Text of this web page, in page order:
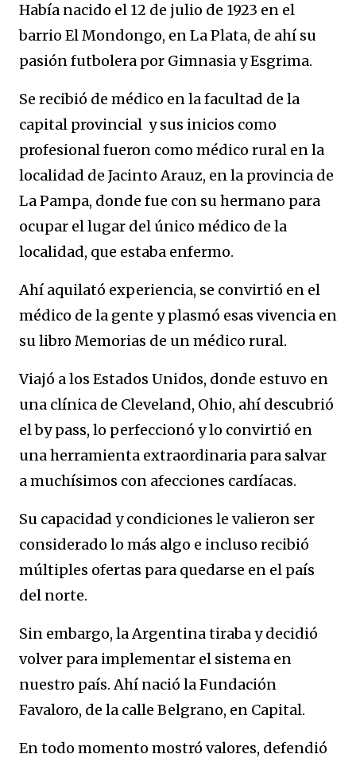
Había nacido el 12 de julio de 1923 en el
barrio El Mondongo, en La Plata, de ahí su
pasión futbolera por Gimnasia y Esgrima.
Se recibió de médico en la facultad de la
capital provincial y sus inicios como
profesional fueron como médico rural en la
localidad de Jacinto Arauz, en la provincia de
La Pampa, donde fue con su hermano para
ocupar el lugar del único médico de la
localidad, que estaba enfermo.
Ahí aquilató experiencia, se convirtió en el
médico de la gente y plasmó esas vivencia en
su libro Memorias de un médico rural.
Viajó a los Estados Unidos, donde estuvo en
una clínica de Cleveland, Ohio, ahí descubrió
el by pass, lo perfeccionó y lo convirtió en
una herramienta extraordinaria para salvar
a muchísimos con afecciones cardíacas.
Su capacidad y condiciones le valieron ser
considerado lo más algo e incluso recibió
múltiples ofertas para quedarse en el país
del norte.
Sin embargo, la Argentina tiraba y decidió
volver para implementar el sistema en
nuestro país. Ahí nació la Fundación
Favaloro, de la calle Belgrano, en Capital.
En todo momento mostró valores, defendió